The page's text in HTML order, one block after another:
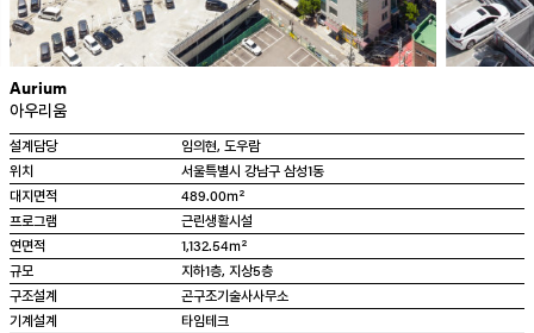
Aurium
아우리움
설계담당
임의현, 도우람
위치
서울특별시 강남구 삼성1동
대지면적
489.00㎡
프로그램
근린생활시설
연면적
1,132.54㎡
규모
지하1층, 지상5층
구조설계
곤구조기술사사무소
기계설계
타임테크